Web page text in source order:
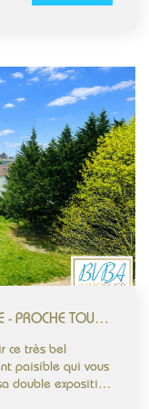
et des parties
au sein d'une petite
est également à
Votre
- Bien Vendre Bien
par la CEIF
APPARTEMENT T3 - LUMINEUX - CALME - PROCHE TOUTES COMMODITÉS - ASCENSEUR -
ce très bel
paisible qui vous
double exposition